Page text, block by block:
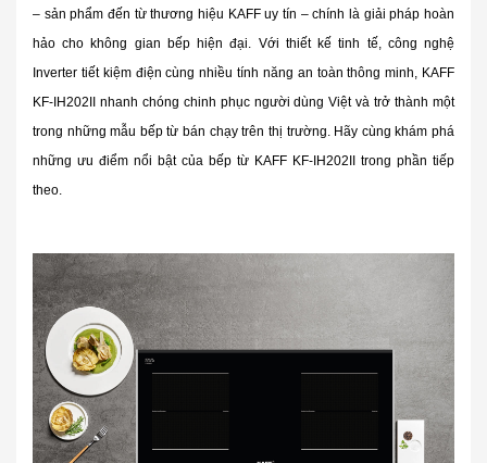
– sản phẩm đến từ thương hiệu KAFF uy tín – chính là giải pháp hoàn
hảo cho không gian bếp hiện đại. Với thiết kế tinh tế, công nghệ
Inverter tiết kiệm điện cùng nhiều tính năng an toàn thông minh, KAFF
KF-IH202II nhanh chóng chinh phục người dùng Việt và trở thành một
trong những mẫu bếp từ bán chạy trên thị trường. Hãy cùng khám phá
những ưu điểm nổi bật của bếp từ KAFF KF-IH202II trong phần tiếp
theo.